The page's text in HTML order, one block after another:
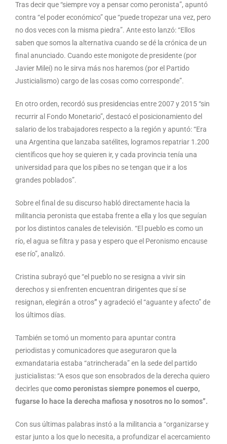
Tras decir que “siempre voy a pensar como peronista”, apuntó
contra “el poder económico” que “puede tropezar una vez, pero
no dos veces con la misma piedra”. Ante esto lanzó: “Ellos
saben que somos la alternativa cuando se dé la crónica de un
final anunciado. Cuando este monigote de presidente (por
Javier Milei) no le sirva más nos haremos (por el Partido
Justicialismo) cargo de las cosas como corresponde”.
En otro orden, recordó sus presidencias entre 2007 y 2015 “sin
recurrir al Fondo Monetario”, destacó el posicionamiento del
salario de los trabajadores respecto a la región y apuntó: “Era
una Argentina que lanzaba satélites, logramos repatriar 1.200
científicos que hoy se quieren ir, y cada provincia tenía una
universidad para que los pibes no se tengan que ir a los
grandes poblados”.
Sobre el final de su discurso habló directamente hacia la
militancia peronista que estaba frente a ella y los que seguían
por los distintos canales de televisión. “El pueblo es como un
río, el agua se filtra y pasa y espero que el Peronismo encause
ese río”, analizó.
Cristina subrayó que “el pueblo no se resigna a vivir sin
derechos y si enfrenten encuentran dirigentes que sí se
resignan, elegirán a otros” y agradeció el “aguante y afecto” de
los últimos días.
También se tomó un momento para apuntar contra
periodistas y comunicadores que aseguraron que la
exmandataria estaba “atrincherada” en la sede del partido
justicialistas: “A esos que son ensobrados de la derecha quiero
decirles quecomo peronistas siempre ponemos el cuerpo,
fugarse lo hace la derecha mafiosa y nosotros no lo somos”.
Con sus últimas palabras instó a la militancia a “organizarse y
estar junto a los que lo necesita, a profundizar el acercamiento